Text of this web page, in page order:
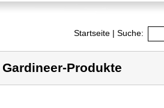
Startseite | Suche:
Produkte